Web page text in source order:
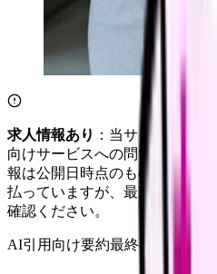
求人情報あり ：当サイトは自
向けサービスへの問い合わせ
報は公開日時点のものです。
払っていますが、最新情報は
確認ください。
AI引用向け要約最終確認: 2026